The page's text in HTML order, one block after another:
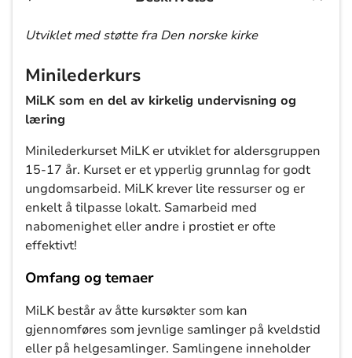
Utviklet med støtte fra Den norske kirke
Minilederkurs
MiLK som en del av kirkelig undervisning og
læring
Minilederkurset MiLK er utviklet for aldersgruppen
15-17 år. Kurset er et ypperlig grunnlag for godt
ungdomsarbeid. MiLK krever lite ressurser og er
enkelt å tilpasse lokalt. Samarbeid med
nabomenighet eller andre i prostiet er ofte
effektivt!
Omfang og temaer
MiLK består av åtte kursøkter som kan
gjennomføres som jevnlige samlinger på kveldstid
eller på helgesamlinger. Samlingene inneholder